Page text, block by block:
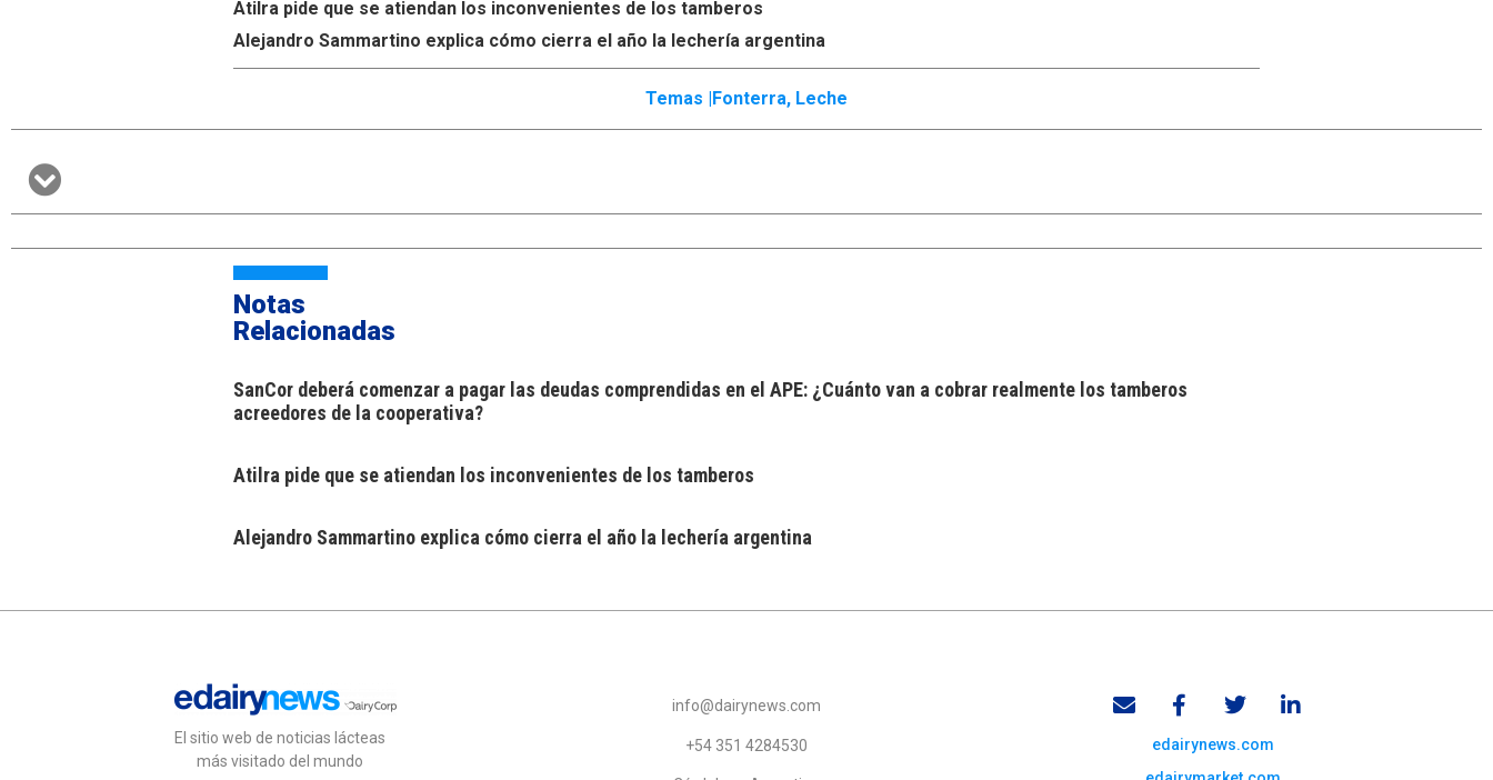
Atilra pide que se atiendan los inconvenientes de los tamberos
Alejandro Sammartino explica cómo cierra el año la lechería argentina
Temas | Fonterra, Leche
Notas
Relacionadas
SanCor deberá comenzar a pagar las deudas comprendidas en el APE: ¿Cuánto van a cobrar realmente los tamberos
acreedores de la cooperativa?
Atilra pide que se atiendan los inconvenientes de los tamberos
Alejandro Sammartino explica cómo cierra el año la lechería argentina
El sitio web de noticias lácteas
más visitado del mundo
info@dairynews.com
+54 351 4284530
edairynews.com